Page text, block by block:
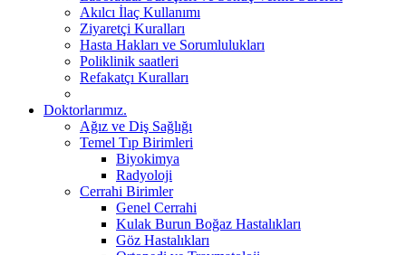
Akılcı İlaç Kullanımı
Ziyaretçi Kuralları
Hasta Hakları ve Sorumlulukları
Poliklinik saatleri
Refakatçı Kuralları
Doktorlarımız.
Ağız ve Diş Sağlığı
Temel Tıp Birimleri
Biyokimya
Radyoloji
Cerrahi Birimler
Genel Cerrahi
Kulak Burun Boğaz Hastalıkları
Göz Hastalıkları